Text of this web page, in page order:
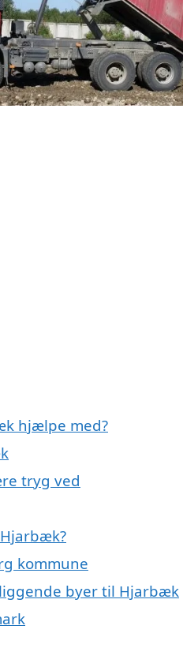
hjælpe med?
tryg ved
kommune
byer til Hjarbæk